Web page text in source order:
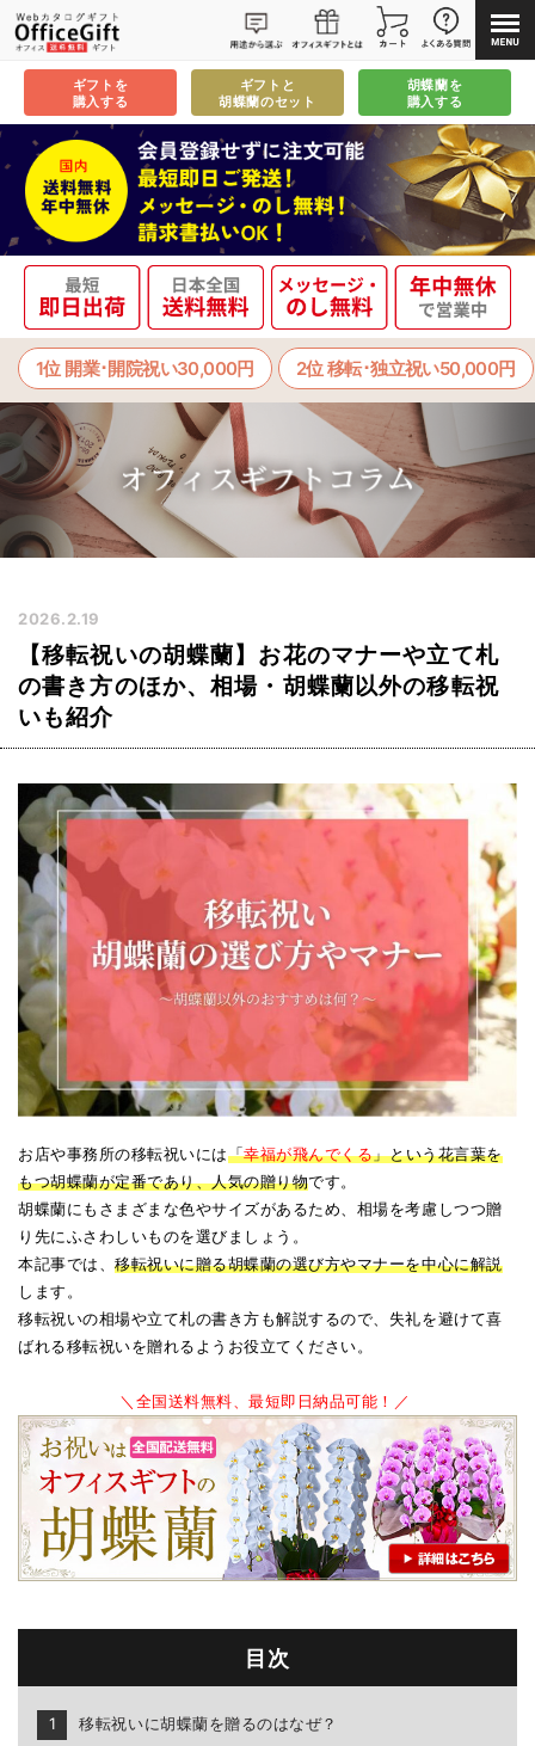
ギフトを
購入する
ギフトと
胡蝶蘭のセット
胡蝶蘭を
購入する
1位 開業･開院祝い30,000円 2位 移転･独立祝い50,000円
2026.2.19
【移転祝いの胡蝶蘭】お花のマナーや立て札
の書き方のほか、相場・胡蝶蘭以外の移転祝
いも紹介
お店や事務所の移転祝いには「幸福が飛んでくる」という花言葉を
もつ胡蝶蘭が定番であり、人気の贈り物です。
胡蝶蘭にもさまざまな色やサイズがあるため、相場を考慮しつつ贈
り先にふさわしいものを選びましょう。
本記事では、移転祝いに贈る胡蝶蘭の選び方やマナーを中心に解説
します。
移転祝いの相場や立て札の書き方も解説するので、失礼を避けて喜
ばれる移転祝いを贈れるようお役立てください。
＼全国送料無料、最短即日納品可能！／
目次
移転祝いに胡蝶蘭を贈るのはなぜ？